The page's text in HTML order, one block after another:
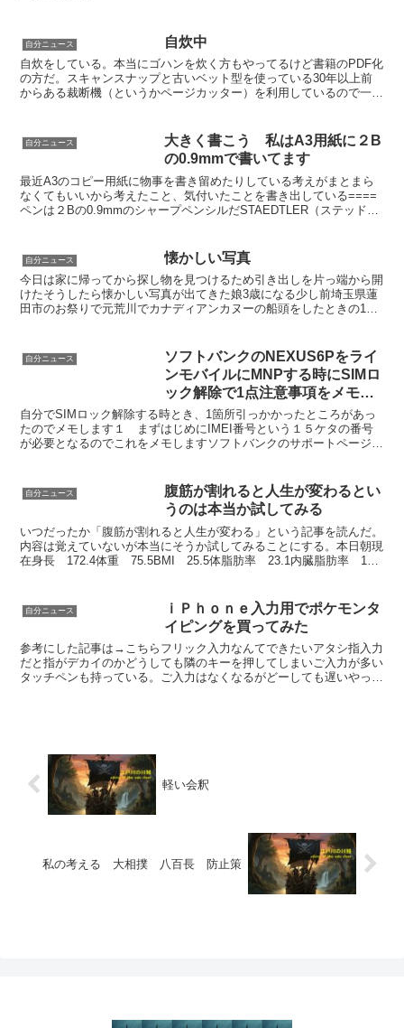
自分ニュース 自炊中
自炊をしている。本当にゴハンを炊く方もやってるけど書籍のPDF化
の方だ。スキャンスナップと古いベット型を使っている30年以上前
からある裁断機（というかページカッター）を利用しているので一度
自分ニュース
大きく書こう 私はA3用紙に２B
の0.9mmで書いてます
最近A3のコピー用紙に物事を書き留めたりしている考えがまとまら
なくてもいいから考えたこと、気付いたことを書き出している====
ペンは２Bの0.9mmのシャープペンシルだSTAEDTLER（ステッドラ
自分ニュース 懐かしい写真
今日は家に帰ってから探し物を見つけるため引き出しを片っ端から開
けたそうしたら懐かしい写真が出てきた娘3歳になる少し前埼玉県蓮
田市のお祭りで元荒川でカナディアンカヌーの船頭をしたときの1枚
自分ニュース
ソフトバンクのNEXUS6Pをライ
ンモバイルにMNPする時にSIMロ
ック解除で1点注意事項をメモし
ます
自分でSIMロック解除する時とき、1箇所引っかかったところがあっ
たのでメモします１ まずはじめにIMEI番号という１５ケタの番号
が必要となるのでこれをメモしますソフトバンクのサポートページ→
自分ニュース
腹筋が割れると人生が変わるとい
うのは本当か試してみる
いつだったか「腹筋が割れると人生が変わる」という記事を読んだ。
内容は覚えていないが本当にそうか試してみることにする。本日朝現
在身長 172.4体重 75.5BMI 25.5体脂肪率 23.1内臓脂肪率 13.0
自分ニュース
ｉＰｈｏｎｅ入力用でポケモンタ
イピングを買ってみた
参考にした記事は→こちらフリック入力なんてできたいアタシ指入力
だと指がデカイのかどうしても隣のキーを押してしまいご入力が多い
タッチペンも持っている。ご入力はなくなるがどーしても遅いやっぱ
軽い会釈
私の考える 大相撲 八百長 防止策